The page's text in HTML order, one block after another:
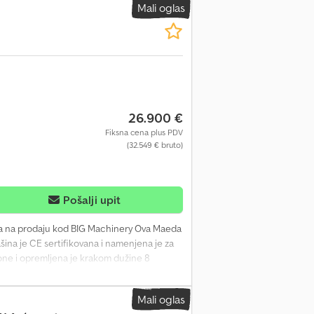
Mali oglas
26.900 €
Fiksna cena plus PDV
(32.549 € bruto)
Pošalji upit
prodaju kod BIG Machinery Ova Maeda
je CE sertifikovana i namenjena je za
i opremljena je krakom dužine 8
Kontaktirajte BIG Machinery za više
i transporta iz našeg sedišta uMali oglas